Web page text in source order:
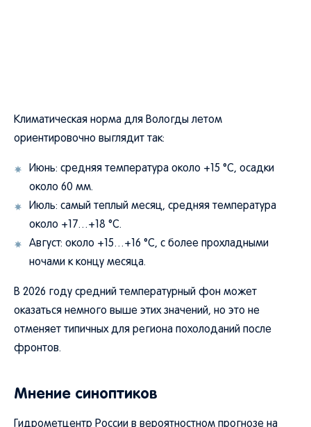
Климатическая норма для Вологды летом
ориентировочно выглядит так:
Июнь: средняя температура около +15 °C, осадки
около 60 мм.
Июль: самый теплый месяц, средняя температура
около +17…+18 °C.
Август: около +15…+16 °C, с более прохладными
ночами к концу месяца.
В 2026 году средний температурный фон может
оказаться немного выше этих значений, но это не
отменяет типичных для региона похолоданий после
фронтов.
Мнение синоптиков
Гидрометцентр России в вероятностном прогнозе на